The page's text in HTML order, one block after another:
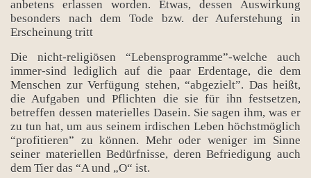
anbetens erlassen worden. Etwas, dessen Auswirkung
besonders nach dem Tode bzw. der Auferstehung in
Erscheinung tritt
Die nicht-religiösen “Lebensprogramme”-welche auch
immer-sind lediglich auf die paar Erdentage, die dem
Menschen zur Verfügung stehen, “abgezielt”. Das heißt,
die Aufgaben und Pflichten die sie für ihn festsetzen,
betreffen dessen materielles Dasein. Sie sagen ihm, was er
zu tun hat, um aus seinem irdischen Leben höchstmöglich
“profitieren” zu können. Mehr oder weniger im Sinne
seiner materiellen Bedürfnisse, deren Befriedigung auch
dem Tier das “A und „O“ ist.